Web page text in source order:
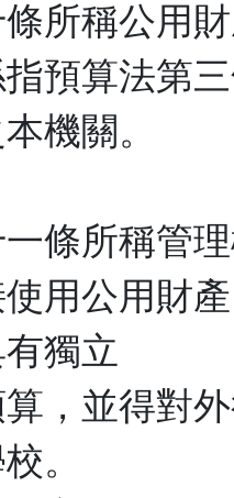
所稱公用
預算法第
機關。
條所稱管
用公用財
獨立
，並得對
。